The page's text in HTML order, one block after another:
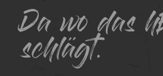
Da wo das
schlägt.